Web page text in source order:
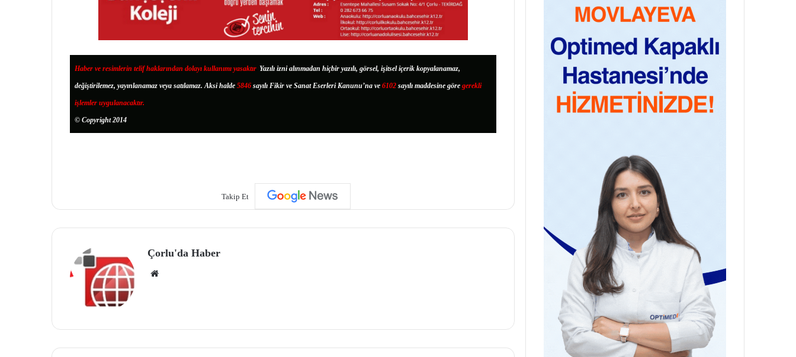
Haber ve resimlerin telif haklarından dolayı kullanımı yasaktır. Yazılı izni alınmadan hiçbir yazılı, görsel, işitsel içerik kopyalanamaz,
değiştirilemez, yayınlanamaz veya satılamaz. Aksi halde 5846 sayılı Fikir ve Sanat Eserleri Kanunu’na ve 6102 sayılı maddesine göre gerekli
işlemler uygulanacaktır.
© Copyright 2014
Takip Et
Çorlu'da Haber